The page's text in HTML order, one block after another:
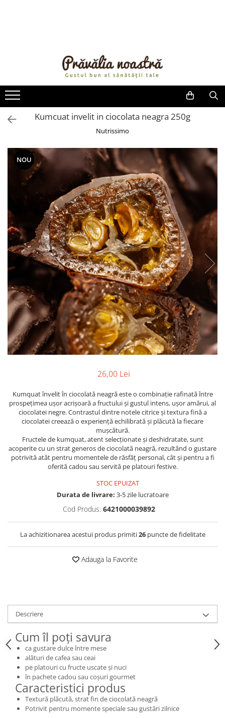
ULEIURI ȘI UNTURI
MĂSLINE
NUCI ȘI SEMINȚE
FRUCTE DESHIDRATATE
FRUCTE LA CONSERVĂ
OȚETURI ȘI SOSURI
SOSURI
FĂINĂ FĂRĂ GLUTEN
BĂUTURI / LAPTE VEGETAL
OREZ ȘI CEREALE
PASTE
CREME ȘI PASTE TARTINABILE
CONDIMENTE
CEAIURI GRECEȘTI
CIOCOLATĂ ȘI CACAO
HEALTHY SNACKS
SUPERALIMENTE
LACTATE
BACANIE
PRODUSE ECO / ORGANICE
REMEDII NATURISTE
TOATE PRODUSELE
Kumcuat invelit in ciocolata neagra 250g
Nutrissimo
NOU
26,00 Lei
Kumquat învelit în ciocolată neagră este o combinație rafinată între
prospețimea ușor acrișoară a fructului și gustul intens, ușor amărui, al
ciocolatei negre. Contrastul dintre notele citrice și textura fină a
ciocolatei creează o experiență echilibrată și plăcută la fiecare
mușcătură.
Fructele de kumquat, atent selecționate și deshidratate, sunt
acoperite cu un strat generos de ciocolată neagră, rezultând o gustare
potrivită atât pentru momentele de răsfăț personal, cât și pentru a fi
oferită cadou sau servită pe platouri festive.
STOC EPUIZAT
Durata de livrare: 3-5 zile lucratoare
Cod Produs: 6421000039892
La achizitionarea acestui produs primiti26puncte de fidelitate
Adauga la Favorite
Descriere
Cum îl poți savura
ca gustare dulce între mese
alături de cafea sau ceai
pe platouri cu fructe uscate și nuci
în pachete cadou sau coșuri gourmet
Caracteristici produs
Textură plăcută, strat fin de ciocolată neagră
Potrivit pentru momente speciale sau gustări zilnice